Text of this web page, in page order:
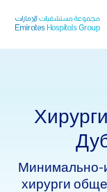
Skip
Минимально-
хирурги